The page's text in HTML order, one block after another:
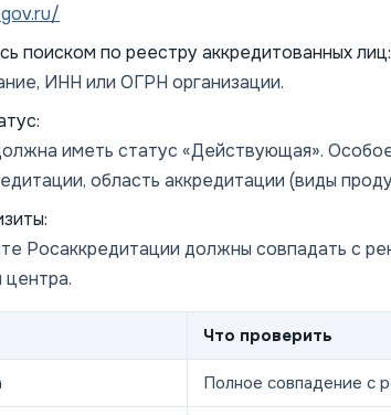
поиском по реестру аккредитованных лиц:
ИНН или ОГРН организации.
иметь статус «Действующая».
область аккредитации (виды
Росаккредитации должны совпадать с
Что проверить
Полное совпадение с